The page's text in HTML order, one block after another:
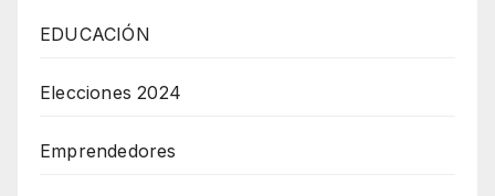
EDUCACIÓN
Elecciones 2024
Emprendedores